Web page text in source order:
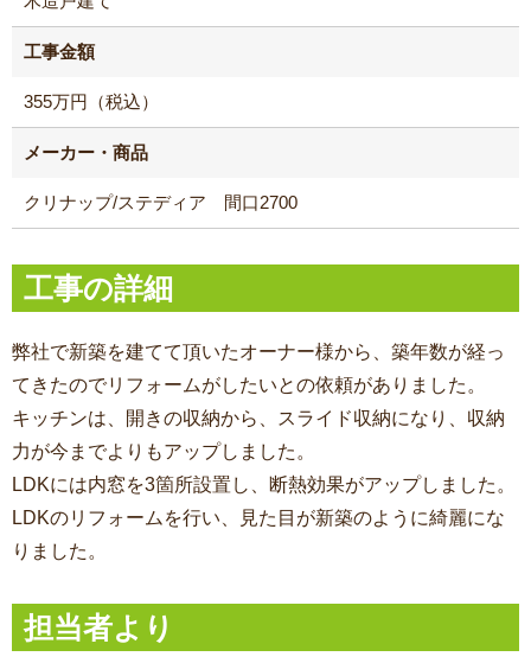
工事金額
355万円（税込）
メーカー・商品
クリナップ/ステディア 間口2700
工事の詳細
弊社で新築を建てて頂いたオーナー様から、 築年数が経っ
てきたのでリフォームがしたいとの依頼がありました。
キッチンは、開きの収納から、スライド収納になり、収納
力が今までよりもアップしました。
LDKには内窓を3箇所設置し、断熱効果がアップしました。
LDKのリフォームを行い、見た目が新築のように綺麗にな
りました。
担当者より